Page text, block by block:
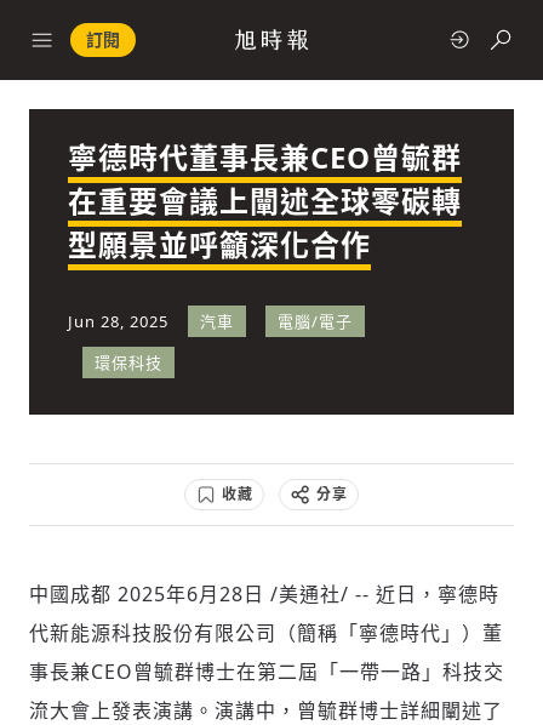
訂閱
快速連結
政治
經濟
科技
社會
寧德時代董事長兼CEO曾毓群
在重要會議上闡述全球零碳轉
型願景並呼籲深化合作
Jun 28, 2025 汽車
電腦/電子
環保科技
收藏 分享
中國成都 2025年6月28日 /美通社/ -- 近日，寧德時
代新能源科技股份有限公司（簡稱「寧德時代」）董
事長兼CEO曾毓群博士在第二屆「一帶一路」科技交
流大會上發表演講。演講中，曾毓群博士詳細闡述了